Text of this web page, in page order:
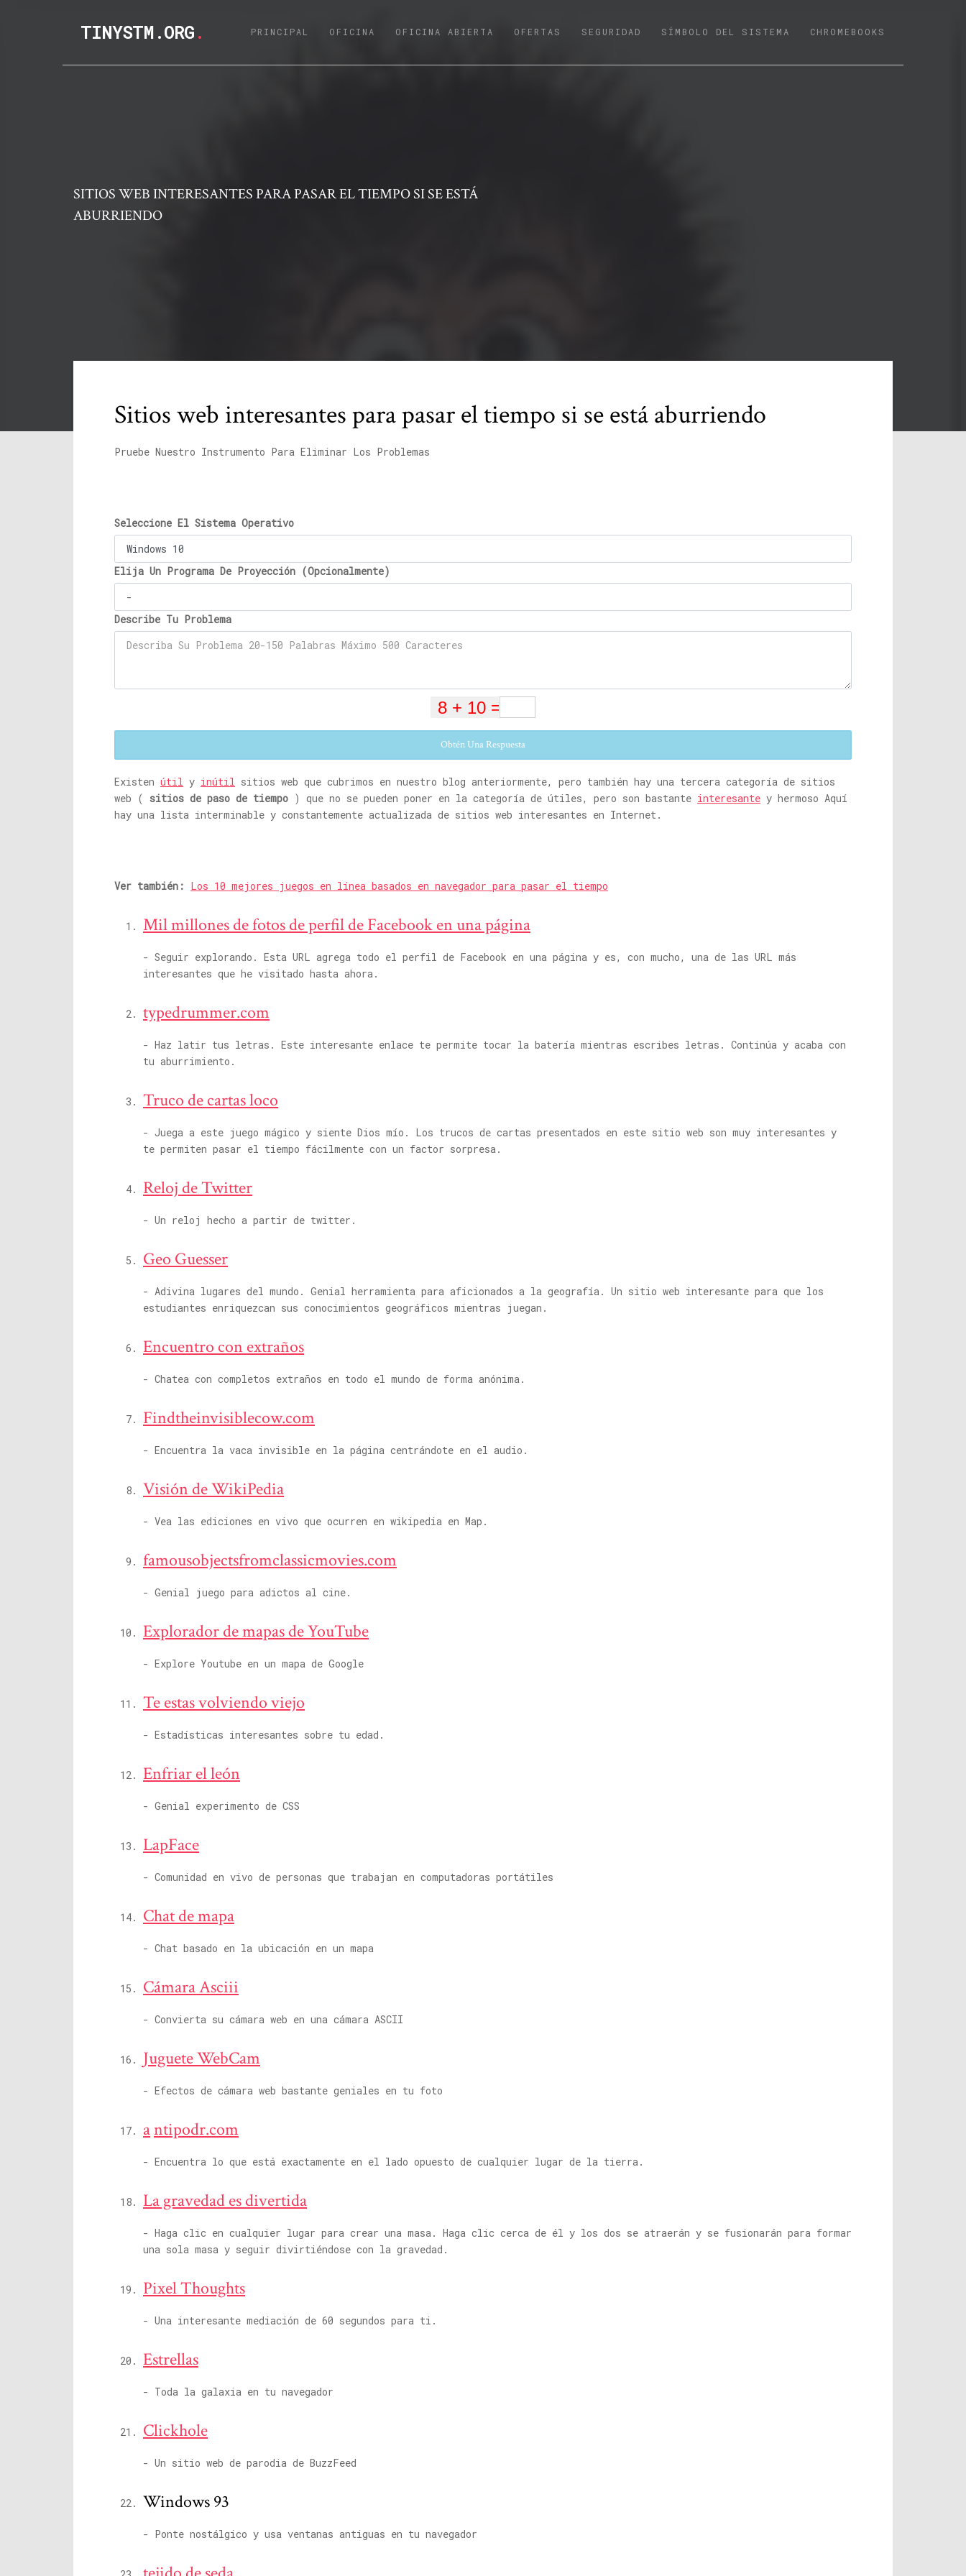
TINYSTM.ORG. PRINCIPAL (CURRENT)
OFICINA OFICINA ABIERTA OFERTAS SEGURIDAD SÍMBOLO DEL SISTEMA CHROMEBOOKS
SITIOS WEB INTERESANTES PARA PASAR EL TIEMPO SI SE ESTÁ
ABURRIENDO
Sitios web interesantes para pasar el tiempo si se está aburriendo
Pruebe Nuestro Instrumento Para Eliminar Los Problemas
Seleccione El Sistema Operativo
Elija Un Programa De Proyección (Opcionalmente)
Describe Tu Problema
Obtén Una Respuesta
Existen útil y inútil sitios web que cubrimos en nuestro blog anteriormente, pero también hay una tercera categoría de sitios
web ( sitios de paso de tiempo ) que no se pueden poner en la categoría de útiles, pero son bastante interesante y hermoso Aquí
hay una lista interminable y constantemente actualizada de sitios web interesantes en Internet.
Ver también: Los 10 mejores juegos en línea basados ​​en navegador para pasar el tiempo
Mil millones de fotos de perfil de Facebook en una página
- Seguir explorando. Esta URL agrega todo el perfil de Facebook en una página y es, con mucho, una de las URL más
interesantes que he visitado hasta ahora.
typedrummer.com
- Haz latir tus letras. Este interesante enlace te permite tocar la batería mientras escribes letras. Continúa y acaba con
tu aburrimiento.
Truco de cartas loco
- Juega a este juego mágico y siente Dios mío. Los trucos de cartas presentados en este sitio web son muy interesantes y
te permiten pasar el tiempo fácilmente con un factor sorpresa.
Reloj de Twitter
- Un reloj hecho a partir de twitter.
Geo Guesser
- Adivina lugares del mundo. Genial herramienta para aficionados a la geografía. Un sitio web interesante para que los
estudiantes enriquezcan sus conocimientos geográficos mientras juegan.
Encuentro con extraños
- Chatea con completos extraños en todo el mundo de forma anónima.
Findtheinvisiblecow.com
- Encuentra la vaca invisible en la página centrándote en el audio.
Visión de WikiPedia
- Vea las ediciones en vivo que ocurren en wikipedia en Map.
famousobjectsfromclassicmovies.com
- Genial juego para adictos al cine.
Explorador de mapas de YouTube
- Explore Youtube en un mapa de Google
Te estas volviendo viejo
- Estadísticas interesantes sobre tu edad.
Enfriar el león
- Genial experimento de CSS
LapFace
- Comunidad en vivo de personas que trabajan en computadoras portátiles
Chat de mapa
- Chat basado en la ubicación en un mapa
Cámara Asciii
- Convierta su cámara web en una cámara ASCII
Juguete WebCam
- Efectos de cámara web bastante geniales en tu foto
antipodr.com
- Encuentra lo que está exactamente en el lado opuesto de cualquier lugar de la tierra.
La gravedad es divertida
- Haga clic en cualquier lugar para crear una masa. Haga clic cerca de él y los dos se atraerán y se fusionarán para formar
una sola masa y seguir divirtiéndose con la gravedad.
Pixel Thoughts
- Una interesante mediación de 60 segundos para ti.
Estrellas
- Toda la galaxia en tu navegador
Clickhole
- Un sitio web de parodia de BuzzFeed
Windows 93
- Ponte nostálgico y usa ventanas antiguas en tu navegador